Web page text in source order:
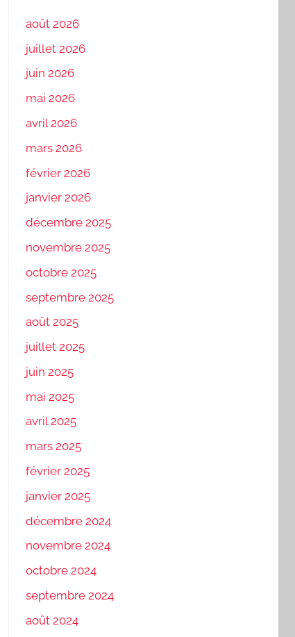
août 2026
juillet 2026
juin 2026
mai 2026
avril 2026
mars 2026
février 2026
janvier 2026
décembre 2025
novembre 2025
octobre 2025
septembre 2025
août 2025
juillet 2025
juin 2025
mai 2025
avril 2025
mars 2025
février 2025
janvier 2025
décembre 2024
novembre 2024
octobre 2024
septembre 2024
août 2024